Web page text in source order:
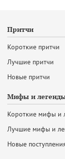
Притчи
Короткие притчи
Лучшие притчи
Новые притчи
Мифы и
Короткие мифы и
Лучшие мифы и
Новые